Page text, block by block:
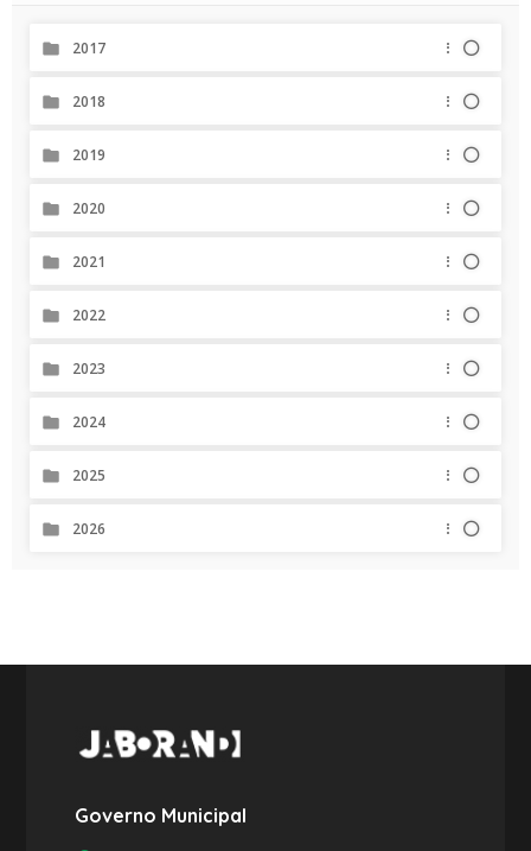
2017
2018
2019
2020
2021
2022
2023
2024
2025
2026
Governo Municipal